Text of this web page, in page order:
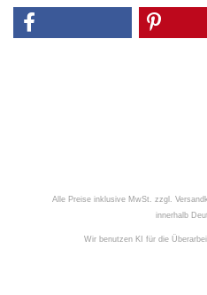
Alle Preise inklusive MwSt. zzgl.
innerhalb
Wir benutzen KI für die